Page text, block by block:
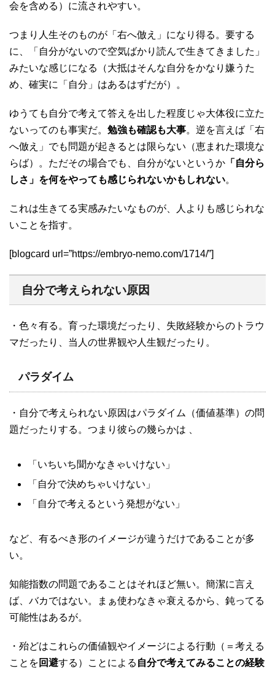
会を含める）に流されやすい。
つまり人生そのものが「右へ倣え」になり得る。要する
に、「自分がないので空気ばかり読んで生きてきました」
みたいな感じになる（大抵はそんな自分をかなり嫌うた
め、確実に「自分」はあるはずだが）。
ゆうても自分で考えて答えを出した程度じゃ大体役に立た
ないってのも事実だ。 勉強も確認も大事。逆を言えば「右
へ倣え」でも問題が起きるとは限らない（恵まれた環境な
らば）。ただその場合でも、自分がないというか 「自分ら
しさ」を何をやっても感じられないかもしれない。
これは生きてる実感みたいなものが、人よりも感じられな
いことを指す。
[blogcard url=”https://embryo-nemo.com/1714/”]
自分で考えられない原因
・色々有る。育った環境だったり、失敗経験からのトラウ
マだったり、当人の世界観や人生観だったり。
パラダイム
・自分で考えられない原因はパラダイム（価値基準）の問
題だったりする。つまり彼らの幾らかは 、
「いちいち聞かなきゃいけない」
「自分で決めちゃいけない」
「自分で考えるという発想がない」
など、有るべき形のイメージが違うだけであることが多
い。
知能指数の問題であることはそれほど無い。簡潔に言え
ば、バカではない。まぁ使わなきゃ衰えるから、鈍ってる
可能性はあるが。
・殆どはこれらの価値観やイメージによる行動（＝考える
ことを 回避する）ことによる 自分で考えてみることの経験